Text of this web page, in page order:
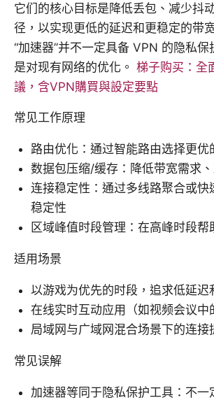
它们的核心目标是降低丢包、减少抖
径，以实现更低的延迟和更稳定的带
“加速器”并不一定具备 VPN 的隐私保
是对现有网络的优化。 梯子购买：全
議，含VPN購買與設定要點
常见工作原理
路由优化：通过智能路由选择更优
数据包压缩/缓存：降低带宽需求
连接稳定性：通过多线路聚合或快
稳定性
区域峰值时段管理：在高峰时段帮
适用场景
以游戏为优先的时段，追求低延迟
在线实时互动应用（如视频会议中
局域网与广域网混合场景下的连接
常见误解
加速器等同于隐私保护工具：不一